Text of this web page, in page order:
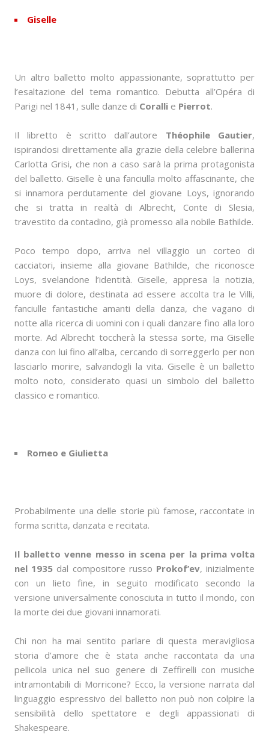
Giselle
Un altro balletto molto appassionante, soprattutto per
l’esaltazione del tema romantico. Debutta all’Opéra di
Parigi nel 1841, sulle danze di Coralli e Pierrot.
Il libretto è scritto dall’autore Théophile Gautier,
ispirandosi direttamente alla grazie della celebre ballerina
Carlotta Grisi, che non a caso sarà la prima protagonista
del balletto. Giselle è una fanciulla molto affascinante, che
si innamora perdutamente del giovane Loys, ignorando
che si tratta in realtà di Albrecht, Conte di Slesia,
travestito da contadino, già promesso alla nobile Bathilde.
Poco tempo dopo, arriva nel villaggio un corteo di
cacciatori, insieme alla giovane Bathilde, che riconosce
Loys, svelandone l’identità. Giselle, appresa la notizia,
muore di dolore, destinata ad essere accolta tra le Villi,
fanciulle fantastiche amanti della danza, che vagano di
notte alla ricerca di uomini con i quali danzare fino alla loro
morte. Ad Albrecht toccherà la stessa sorte, ma Giselle
danza con lui fino all’alba, cercando di sorreggerlo per non
lasciarlo morire, salvandogli la vita. Giselle è un balletto
molto noto, considerato quasi un simbolo del balletto
classico e romantico.
Romeo e Giulietta
Probabilmente una delle storie più famose, raccontate in
forma scritta, danzata e recitata.
Il balletto venne messo in scena per la prima volta
nel 1935 dal compositore russo Prokof’ev, inizialmente
con un lieto fine, in seguito modificato secondo la
versione universalmente conosciuta in tutto il mondo, con
la morte dei due giovani innamorati.
Chi non ha mai sentito parlare di questa meravigliosa
storia d’amore che è stata anche raccontata da una
pellicola unica nel suo genere di Zeffirelli con musiche
intramontabili di Morricone? Ecco, la versione narrata dal
linguaggio espressivo del balletto non può non colpire la
sensibilità dello spettatore e degli appassionati di
Shakespeare.